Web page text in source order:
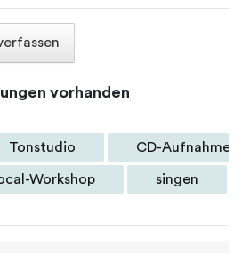
vorhanden
Tonstudio CD-Aufnahme
Workshop singen